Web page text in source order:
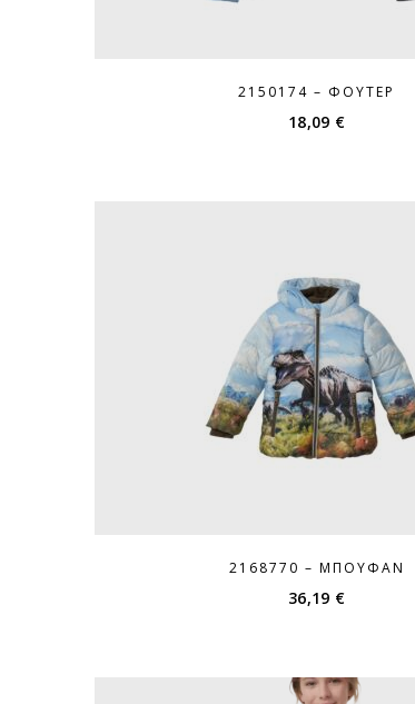
2150174 – ΦΟΎΤΕΡ
18,09 €
2168770 – ΜΠΟΥΦΆΝ
36,19 €